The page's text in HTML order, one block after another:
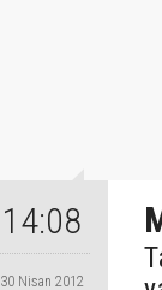
14:08
30 Nisan 2012